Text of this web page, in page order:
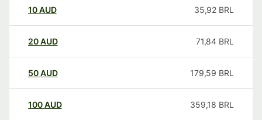
10AUD 35,92 BRL
20AUD 71,84 BRL
50AUD 179,59 BRL
100AUD 359,18 BRL